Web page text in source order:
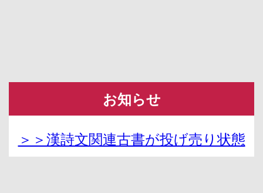
お知らせ
＞＞漢詩文関連古書が投げ売り状態